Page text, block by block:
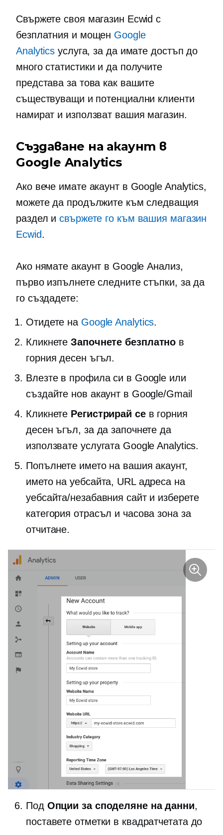
Свържете своя магазин Ecwid с
безплатния и мощен Google
Analytics услуга, за да имате достъп до
много статистики и да получите
представа за това как вашите
съществуващи и потенциални клиенти
намират и използват вашия магазин.
Създаване на акаунт в
Google Analytics
Ако вече имате акаунт в Google Analytics,
можете да продължите към следващия
раздел исвържете го към вашия магазин
Ecwid.
Ако нямате акаунт в Google Анализ,
първо изпълнете следните стъпки, за да
го създадете:
Отидете на Google Analytics.
КликнетеЗапочнете безплатно в
горния десен ъгъл.
Влезте в профила си в Google или
създайте нов акаунт в Google/Gmail
Кликнете Регистрирай сев горния
десен ъгъл, за да започнете да
използвате услугата Google Analytics.
Попълнете името на вашия акаунт,
името на уебсайта, URL адреса на
уебсайта/незабавния сайт и изберете
категория отрасъл и часова зона за
отчитане.
Под Опции за споделяне на данни,
поставете отметки в квадратчетата до